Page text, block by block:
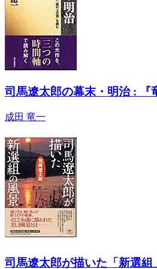
司馬遼太郎の幕末・明治 : 『
成田 竜一
司馬遼太郎が描いた「新選組